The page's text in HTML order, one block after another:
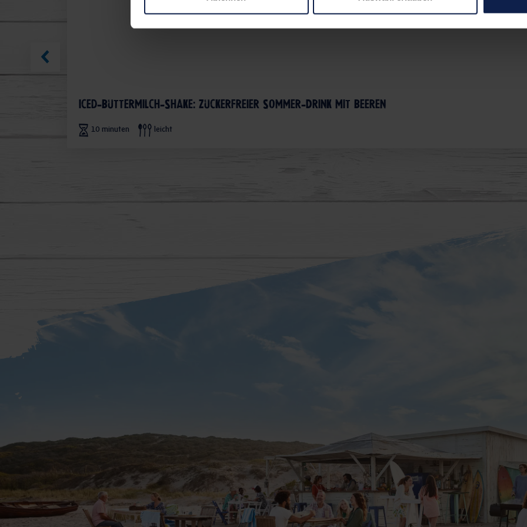
Iced-Buttermilch-Shake: Zuckerfreier Sommer-Drink mit Beeren
10 minuten leicht